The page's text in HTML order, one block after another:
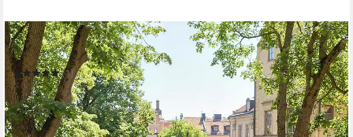
OUTSUNNY
Sitzgruppe 2er Sofa, 2 Sessel, Seilflecht, Wetterfest Outdoor
(1)
95,99 € UVP256,90 €
-63%
in 2-3 Werktagen bei dir